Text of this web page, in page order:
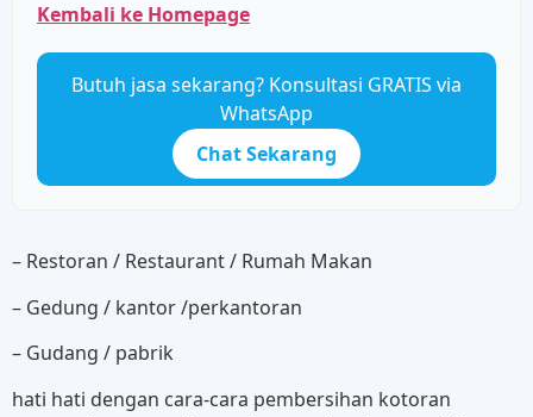
Kembali ke Homepage
Butuh jasa sekarang? Konsultasi GRATIS via
WhatsApp
Chat Sekarang
– Restoran / Restaurant / Rumah Makan
– Gedung / kantor /perkantoran
– Gudang / pabrik
hati hati dengan cara-cara pembersihan kotoran